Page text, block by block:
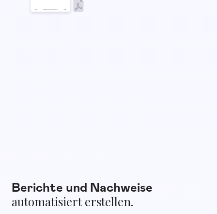
Berichte und Nachweise
automatisiert erstellen.